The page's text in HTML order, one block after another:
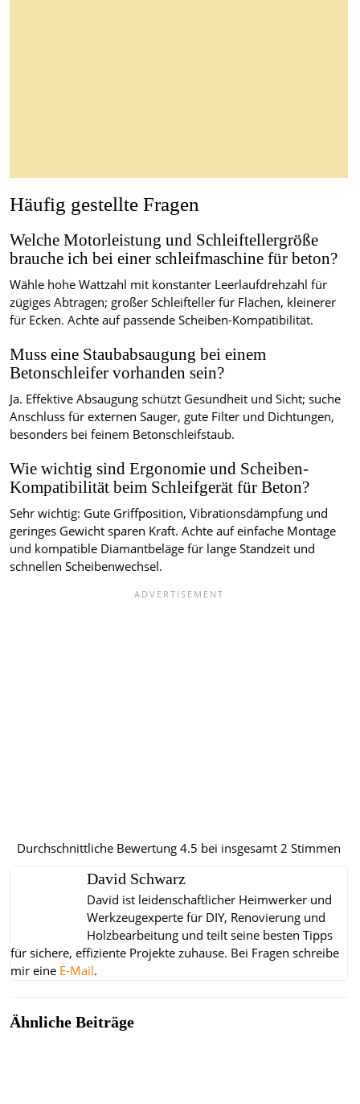
Häufig gestellte Fragen
Welche Motorleistung und Schleiftellergröße
brauche ich bei einer schleifmaschine für beton?
Wähle hohe Wattzahl mit konstanter Leerlaufdrehzahl für
zügiges Abtragen; großer Schleifteller für Flächen, kleinerer
für Ecken. Achte auf passende Scheiben-Kompatibilität.
Muss eine Staubabsaugung bei einem
Betonschleifer vorhanden sein?
Ja. Effektive Absaugung schützt Gesundheit und Sicht; suche
Anschluss für externen Sauger, gute Filter und Dichtungen,
besonders bei feinem Betonschleifstaub.
Wie wichtig sind Ergonomie und Scheiben-
Kompatibilität beim Schleifgerät für Beton?
Sehr wichtig: Gute Griffposition, Vibrationsdämpfung und
geringes Gewicht sparen Kraft. Achte auf einfache Montage
und kompatible Diamantbeläge für lange Standzeit und
schnellen Scheibenwechsel.
Durchschnittliche Bewertung4.5 bei insgesamt2 Stimmen
David Schwarz
David ist leidenschaftlicher Heimwerker und
Werkzeugexperte für DIY, Renovierung und
Holzbearbeitung und teilt seine besten Tipps
für sichere, effiziente Projekte zuhause. Bei Fragen schreibe
mir eine E-Mail.
Ähnliche Beiträge